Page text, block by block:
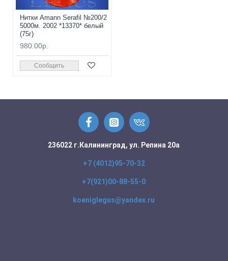
Нитки Amann Serafil №200/2
5000м. 2002 *13370* белый
(75г)
980.00р.
Сообщить
236022 г.Калининград, ул. Репина 20а
+7 (4012)95-70-32
+7(921)00-88-55-0
koeniglegus@yandex.ru